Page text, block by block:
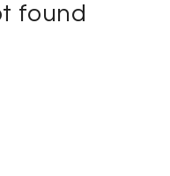
found